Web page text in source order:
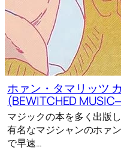
ホァン・タマリッツ
(BEWITCHED
マジックの本を多く出版
有名なマジシャンのホァ
で早速…